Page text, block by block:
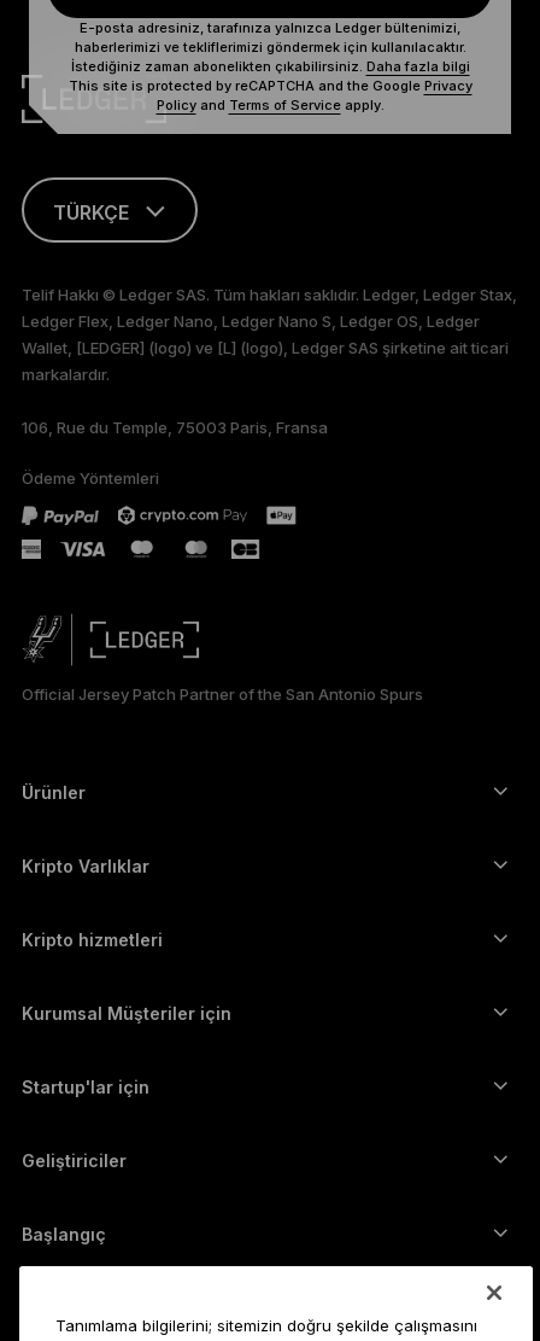
TÜRKÇE
FRANÇAIS
DEUTSCH
PORTUGUÊS
ESPAÑOL
РУССКИЙ
日本語
Telif Hakkı © Ledger SAS. Tüm hakları saklıdır. Ledger, Ledger Stax,
Ledger Flex, Ledger Nano, Ledger Nano S, Ledger OS, Ledger
Wallet, [LEDGER] (logo) ve [L] (logo), Ledger SAS şirketine ait ticari
markalardır.
106, Rue du Temple, 75003 Paris, Fransa
Ödeme Yöntemleri
Official Jersey Patch Partner of the San Antonio Spurs
Ürünler
Donanım Cüzdan
Ledger Stax
Ledger Nano Classics
Paket Teklifler
Tüm ürünler
Kripto Varlıklar
Ethereum cüzdanı
Cardano cüzdanı
Monero cüzdanı
Tüm varlıkları görün
Kripto hizmetleri
Kripto satın alın
Kripto takas edin
Kurumsal Müşteriler için
Startup'lar için
Geliştiriciler
Başlangıç
Ledger cihazınızı kullanmaya başlayın
E-posta adresiniz, tarafınıza yalnızca Ledger bültenimizi,
haberlerimizi ve tekliflerimizi göndermek için kullanılacaktır.
İstediğiniz zaman abonelikten çıkabilirsiniz. Daha fazla bilgi
This site is protected by reCAPTCHA and the Google Privacy
Policyand Terms of Serviceapply.
Tanımlama bilgilerini; sitemizin doğru şekilde çalışmasını